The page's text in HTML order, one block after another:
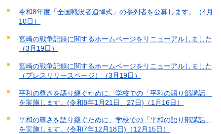
令和8年度「全国戦没者追悼式」の参列者を公募します。（4月
10日）
宮崎の戦争記録に関するホームページをリニューアルしました
（3月19日）
宮崎の戦争記録に関するホームページをリニューアルしました
（プレスリリースページ）（3月19日）
平和の尊さを語り継ぐために、学校での「平和の語り部講話」
を実施します。(令和8年1月21日、27日)（1月16日）
平和の尊さを語り継ぐために、学校での「平和の語り部講話」
を実施します。(令和7年12月18日)（12月15日）